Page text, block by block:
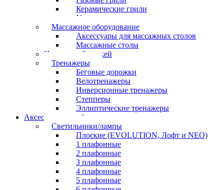
Керамические грили
Угольные грили
Массажное оборудование
Аксессуары для массажных столов
Массажные столы
Настольный хоккей
Тренажеры
Беговые дорожки
Велотренажеры
Инверсионные тренажеры
Степперы
Эллиптические тренажеры
Аксессуары для бильярда
Светильники/лампы
Плоские (EVOLUTION, Лофт и NEO)
1 плафонные
2 плафонные
3 плафонные
4 плафонные
5 плафонные